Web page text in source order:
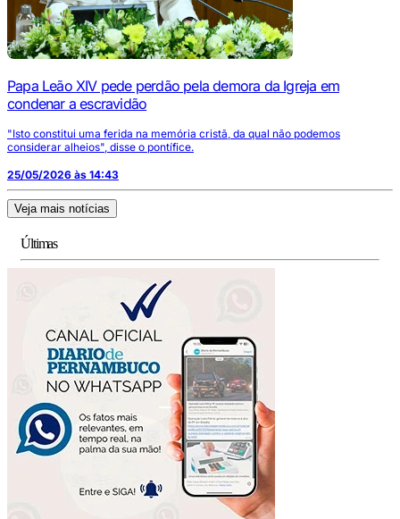
Papa Leão XIV pede perdão pela demora da Igreja em
condenar a escravidão
"Isto constitui uma ferida na memória cristã, da qual não podemos
considerar alheios", disse o pontífice.
25/05/2026 às 14:43
Veja mais notícias
Últimas